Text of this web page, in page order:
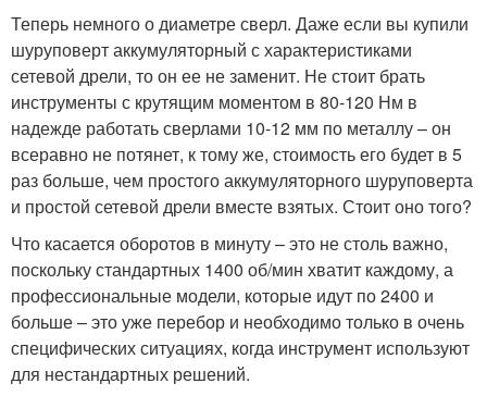
Теперь немного о диаметре сверл. Даже если вы купили
шуруповерт аккумуляторный с характеристиками
сетевой дрели, то он ее не заменит. Не стоит брать
инструменты с крутящим моментом в 80-120 Нм в
надежде работать сверлами 10-12 мм по металлу – он
всеравно не потянет, к тому же, стоимость его будет в 5
раз больше, чем простого аккумуляторного шуруповерта
и простой сетевой дрели вместе взятых. Стоит оно того?
Что касается оборотов в минуту – это не столь важно,
поскольку стандартных 1400 об/мин хватит каждому, а
профессиональные модели, которые идут по 2400 и
больше – это уже перебор и необходимо только в очень
специфических ситуациях, когда инструмент используют
для нестандартных решений.